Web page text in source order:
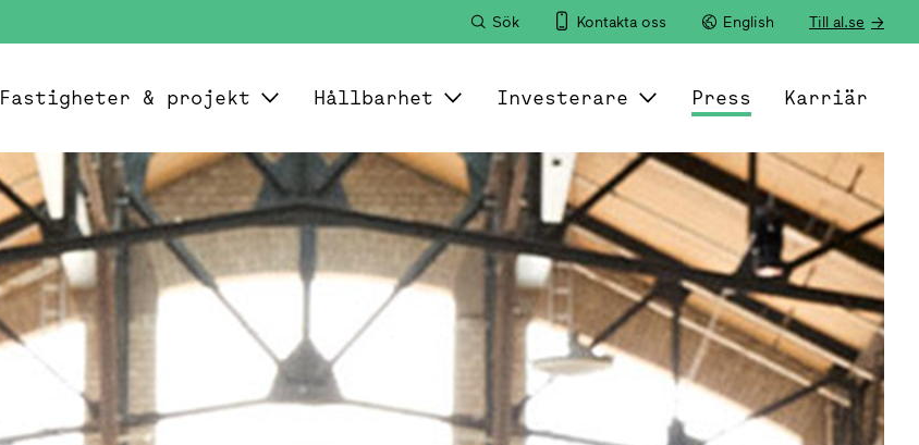
Sök Kontakta oss English Till al.se
Fastigheter & projekt Hållbarhet Investerare Press Karriär